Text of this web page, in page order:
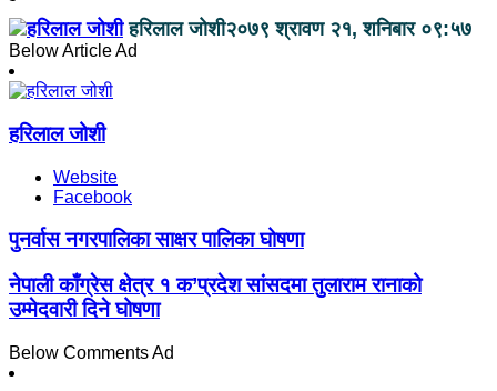
हरिलाल जोशी२०७९ श्रावण २१, शनिबार ०९:५७
Below Article Ad
हरिलाल जोशी
Website
Facebook
पुनर्वास नगरपालिका साक्षर पालिका घोषणा
नेपाली काँग्रेस क्षेत्र १ क’प्रदेश सांसदमा तुलाराम रानाको
उम्मेदवारी दिने घोषणा
Below Comments Ad